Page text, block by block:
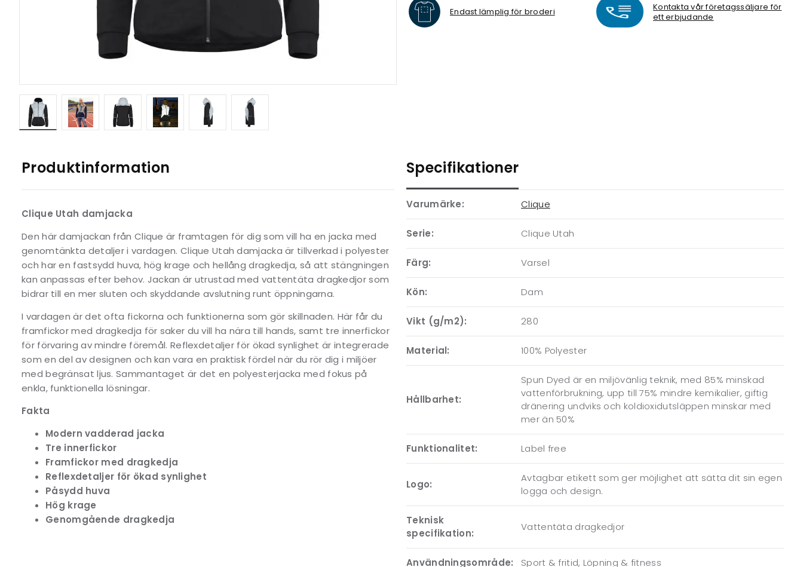
Endast lämplig för broderi
Kontakta vår företagssäljare för
ett erbjudande
Produktinformation
Clique Utah damjacka
Den här damjackan från Clique är framtagen för dig som vill ha en jacka med
genomtänkta detaljer i vardagen. Clique Utah damjacka är tillverkad i polyester
och har en fastsydd huva, hög krage och hellång dragkedja, så att stängningen
kan anpassas efter behov. Jackan är utrustad med vattentäta dragkedjor som
bidrar till en mer sluten och skyddande avslutning runt öppningarna.
I vardagen är det ofta fickorna och funktionerna som gör skillnaden. Här får du
framfickor med dragkedja för saker du vill ha nära till hands, samt tre innerfickor
för förvaring av mindre föremål. Reflexdetaljer för ökad synlighet är integrerade
som en del av designen och kan vara en praktisk fördel när du rör dig i miljöer
med begränsat ljus. Sammantaget är det en polyesterjacka med fokus på
enkla, funktionella lösningar.
Fakta
Modern vadderad jacka
Tre innerfickor
Framfickor med dragkedja
Reflexdetaljer för ökad synlighet
Påsydd huva
Hög krage
Genomgående dragkedja
Specifikationer
Varumärke: Clique
Serie: Clique Utah
Färg: Varsel
Kön: Dam
Vikt (g/m2): 280
Material: 100% Polyester
Hållbarhet:
Spun Dyed är en miljövänlig teknik, med 85% minskad
vattenförbrukning, upp till 75% mindre kemikalier, giftig
dränering undviks och koldioxidutsläppen minskar med
mer än 50%
Funktionalitet: Label free
Logo:
Avtagbar etikett som ger möjlighet att sätta dit sin egen
logga och design.
Teknisk
specifikation:
Vattentäta dragkedjor
Användningsområde: Sport & fritid, Löpning & fitness